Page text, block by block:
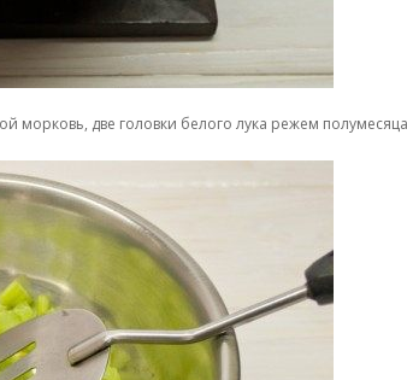
морковь, две головки белого лука режем